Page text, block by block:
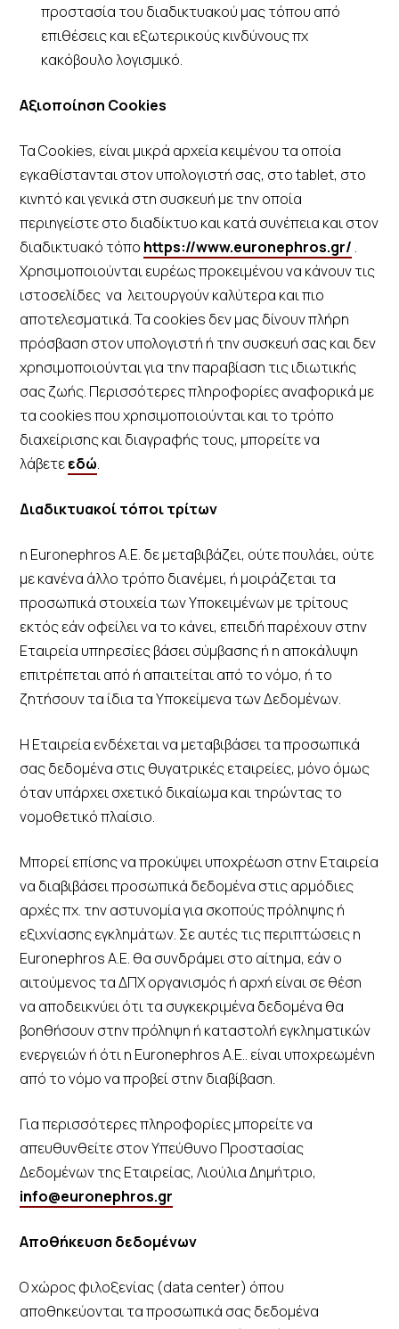
προστασία του διαδικτυακού μας τόπου από
επιθέσεις και εξωτερικούς κινδύνους πχ
κακόβουλο λογισμικό.
Αξιοποίηση Cookies
Τα Cookies, είναι μικρά αρχεία κειμένου τα οποία
εγκαθίστανται στον υπολογιστή σας, στο tablet, στο
κινητό και γενικά στη συσκευή με την οποία
περιηγείστε στο διαδίκτυο και κατά συνέπεια και στον
διαδικτυακό τόπο https://www.euronephros.gr/ .
Χρησιμοποιούνται ευρέως προκειμένου να κάνουν τις
ιστοσελίδες να λειτουργούν καλύτερα και πιο
αποτελεσματικά. Τα cookies δεν μας δίνουν πλήρη
πρόσβαση στον υπολογιστή ή την συσκευή σας και δεν
χρησιμοποιούνται για την παραβίαση τις ιδιωτικής
σας ζωής. Περισσότερες πληροφορίες αναφορικά με
τα cookies που χρησιμοποιούνται και το τρόπο
διαχείρισης και διαγραφής τους, μπορείτε να
λάβετεεδώ.
Διαδικτυακοί τόποι τρίτων
η Euronephros A.E. δε μεταβιβάζει, ούτε πουλάει, ούτε
με κανένα άλλο τρόπο διανέμει, ή μοιράζεται τα
προσωπικά στοιχεία των Υποκειμένων με τρίτους
εκτός εάν οφείλει να το κάνει, επειδή παρέχουν στην
Εταιρεία υπηρεσίες βάσει σύμβασης ή η αποκάλυψη
επιτρέπεται από ή απαιτείται από το νόμο, ή το
ζητήσουν τα ίδια τα Υποκείμενα των Δεδομένων.
Η Εταιρεία ενδέχεται να μεταβιβάσει τα προσωπικά
σας δεδομένα στις θυγατρικές εταιρείες, μόνο όμως
όταν υπάρχει σχετικό δικαίωμα και τηρώντας το
νομοθετικό πλαίσιο.
Μπορεί επίσης να προκύψει υποχρέωση στην Εταιρεία
να διαβιβάσει προσωπικά δεδομένα στις αρμόδιες
αρχές πχ. την αστυνομία για σκοπούς πρόληψης ή
εξιχνίασης εγκλημάτων. Σε αυτές τις περιπτώσεις η
Euronephros A.E. θα συνδράμει στο αίτημα, εάν ο
αιτούμενος τα ΔΠΧ οργανισμός ή αρχή είναι σε θέση
να αποδεικνύει ότι τα συγκεκριμένα δεδομένα θα
βοηθήσουν στην πρόληψη ή καταστολή εγκληματικών
ενεργειών ή ότι η Euronephros A.E.. είναι υποχρεωμένη
από το νόμο να προβεί στην διαβίβαση.
Για περισσότερες πληροφορίες μπορείτε να
απευθυνθείτε στον Υπεύθυνο Προστασίας
Δεδομένων της Εταιρείας, Λιούλια Δημήτριο,
info@euronephros.gr
Αποθήκευση δεδομένων
Ο χώρος φιλοξενίας (data center) όπου
αποθηκεύονται τα προσωπικά σας δεδομένα